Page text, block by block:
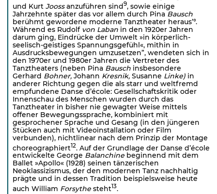
und Kurt Joossanzuführen sind9, sowie einige
Jahrzehnte später das vor allem durch Pina Bausch
berühmt gewordene moderne Tanztheater heraus’°.
Während es Rudolf von Laban in den 1920er Jahren
darum ging, Eindrücke der Umwelt »in körperlich-
seelisch-geistiges Spannungsgefühl«, mithin in
Ausdrucksbewegungen umzusetzen”, wendeten sich in
den 1970er und 1980er Jahren die Vertreter des
Tanztheaters (neben Pina Bausch insbesondere
Gerhard Bohner, Johann Kresnik, Susanne Linke) in
anderer Richtung gegen die als starr und weltfremd
empfundene Danse d’école: Gesellschaftskritik oder
Innenschau des Menschen wurden durch das
Tanztheater in bisher nie gewagter Weise mittels
offener Bewegungssprache, kombiniert mit
gesprochener Sprache und Gesang (in den jüngeren
Stücken auch mit Videoinstallation oder Film
verbunden), nichtlinear nach dem Prinzip der Montage
choreographiert12. Auf der Grundlage der Danse d’école
entwickelte George Balanchine beginnend mit dem
Ballet »Apollo« (1928) seinen tänzerischen
Neoklassizismus, der den modernen Tanz nachhaltig
prägte und in dessen Tradition beispielsweise heute
auch William Forsythe steht13.